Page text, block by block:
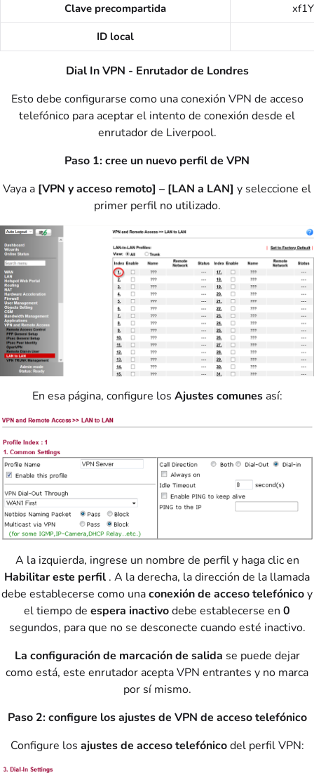
Clave precompartida
ID local
Dial In VPN - Enrutador de Londres
Esto debe configurarse como una conexión VPN de acceso
telefónico para aceptar el intento de conexión desde el
enrutador de Liverpool.
Paso 1: cree un nuevo perfil de VPN
Vaya a [VPN y acceso remoto] – [LAN a LAN] y seleccione el
primer perfil no utilizado.
En esa página, configure los Ajustes comunesasí:
A la izquierda, ingrese un nombre de perfil y haga clic en
Habilitar este perfil . A la derecha, la dirección de la llamada
debe establecerse como unaconexión de acceso telefónicoy
el tiempo de espera inactivodebe establecerse en 0
segundos, para que no se desconecte cuando esté inactivo.
La configuración de marcación de salida se puede dejar
como está, este enrutador acepta VPN entrantes y no marca
por sí mismo.
Paso 2: configure los ajustes de VPN de acceso telefónico
Configure los ajustes de acceso telefónicodel perfil VPN: